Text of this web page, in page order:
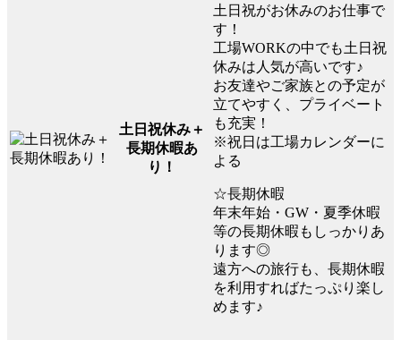
土日祝休み＋
長期休暇あ
り！
土日祝がお休みのお仕事で
す！
工場WORKの中でも土日祝
休みは人気が高いです♪
お友達やご家族との予定が
立てやすく、プライベート
も充実！
※祝日は工場カレンダーに
よる
☆長期休暇
年末年始・GW・夏季休暇
等の長期休暇もしっかりあ
ります◎
遠方への旅行も、長期休暇
を利用すればたっぷり楽し
めます♪